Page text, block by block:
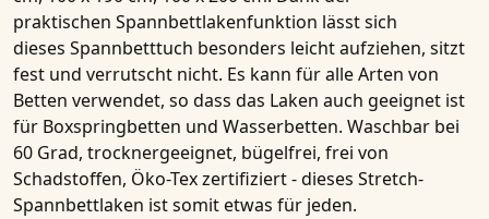
praktischen Spannbettlakenfunktion lässt sich
dieses Spannbetttuch besonders leicht aufziehen, sitzt
fest und verrutscht nicht. Es kann für alle Arten von
Betten verwendet, so dass das Laken auch geeignet ist
für Boxspringbetten und Wasserbetten. Waschbar bei
60 Grad, trocknergeeignet, bügelfrei, frei von
Schadstoffen, Öko-Tex zertifiziert- dieses Stretch-
Spannbettlaken istsomitetwas für jeden.